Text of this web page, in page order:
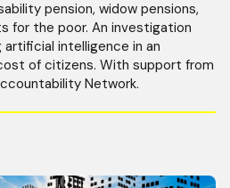
pension, widow pensions,
for the poor. An investigation
intelligence in an
of citizens. With support from
Network.